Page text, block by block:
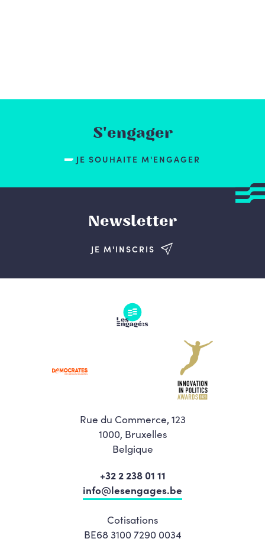
S'engager
JE SOUHAITE M'ENGAGER
Newsletter
JE M'INSCRIS
Rue du Commerce, 123
1000, Bruxelles
Belgique
+32 2 238 01 11
info@lesengages.be
Cotisations
BE68 3100 7290 0034